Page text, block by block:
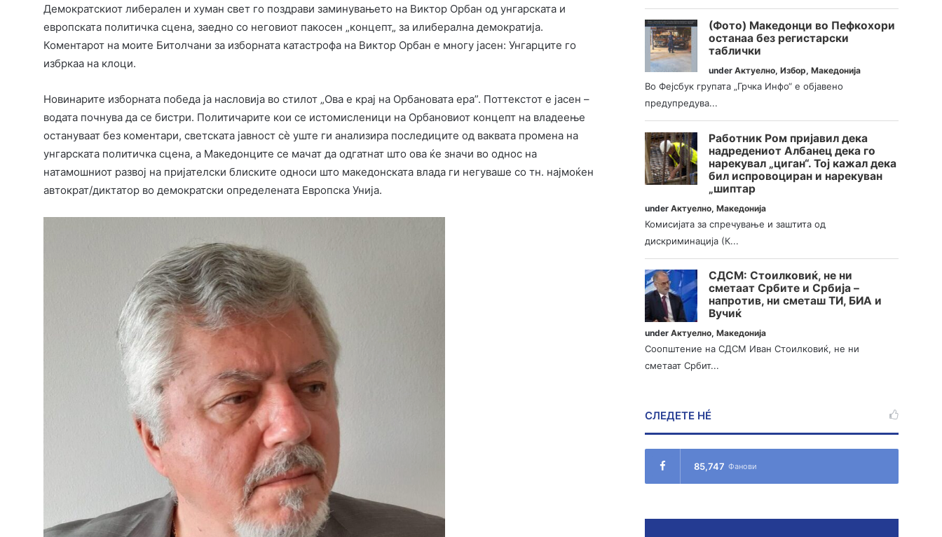
Демократскиот либерален и хуман свет го поздрави заминувањето на Виктор Орбан од унгарската и
европската политичка сцена, заедно со неговиот пакосен „концепт„ за илиберална демократија.
Коментарот на моите Битолчани за изборната катастрофа на Виктор Орбан е многу јасен: Унгарците го
избркаа на клоци.
Новинарите изборната победа ја насловија во стилот „Ова е крај на Орбановата ера”. Поттекстот е јасен –
водата почнува да се бистри. Политичарите кои се истомисленици на Орбановиот концепт на владеење
остануваат без коментари, светската јавност сè уште ги анализира последиците од ваквата промена на
унгарската политичка сцена, а Македонците се мачат да одгатнат што ова ќе значи во однос на
натамошниот развој на пријателски блиските односи што македонската влада ги негуваше со тн. најмоќен
автократ/диктатор во демократски определената Европска Унија.
(Фото) Македонци во Пефкохори
останаа без регистарски
таблички
underАктуелно,Избор,Македонија
Во Фејсбук групата „Грчка Инфо“ е објавено
предупредува...
Работник Ром пријавил дека
надредениот Албанец дека го
нарекувал „циган“. Тој кажал дека
бил испровоциран и нарекуван
„шиптар
underАктуелно,Македонија
Комисијата за спречување и заштита од
дискриминација (К...
СДСМ: Стоилковиќ, не ни
сметаат Србите и Србија –
напротив, ни сметаш ТИ, БИА и
Вучиќ
underАктуелно,Македонија
Соопштение на СДСМ Иван Стоилковиќ, не ни
сметаат Србит...
СЛЕДЕТЕ НÉ
85,747 Фанови